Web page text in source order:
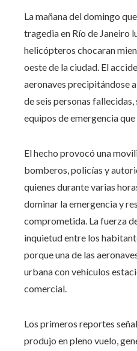
La mañana del domingo
tragedia en Río de Janeiro
helicópteros chocaran
oeste de la ciudad. El
aeronaves precipitándose
de seis personas
equipos de emergencia
El hecho provocó una
bomberos, policías y
quienes durante varias
dominar la emergencia y
comprometida. La fuerza
inquietud entre los
porque una de las
urbana con vehículos
comercial.
Los primeros reportes
produjo en pleno vuelo,